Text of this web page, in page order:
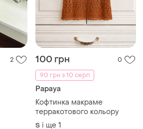
2 100 грн
0
90 грн з 10 серп
Papaya
Кофтинка макраме
терракотового кольору
S і ще 1